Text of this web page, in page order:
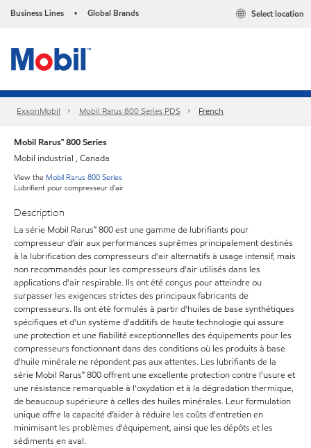
Business Lines • Global Brands Select location
ExxonMobil Mobil Rarus 800 Series PDS French
Mobil Rarus™ 800 Series
Mobil industrial , Canada
View the Mobil Rarus 800 Series
Lubrifiant pour compresseur d’air
Description
La série Mobil Rarus™ 800 est une gamme de lubrifiants pour
compresseur d’air aux performances suprêmes principalement destinés
à la lubrification des compresseurs d'air alternatifs à usage intensif, mais
non recommandés pour les compresseurs d'air utilisés dans les
applications d'air respirable. Ils ont été conçus pour atteindre ou
surpasser les exigences strictes des principaux fabricants de
compresseurs. Ils ont été formulés à partir d'huiles de base synthétiques
spécifiques et d'un système d'additifs de haute technologie qui assure
une protection et une fiabilité exceptionnelles des équipements pour les
compresseurs fonctionnant dans des conditions où les produits à base
d'huile minérale ne répondent pas aux attentes. Les lubrifiants de la
série Mobil Rarus™ 800 offrent une excellente protection contre l'usure et
une résistance remarquable à l'oxydation et à la dégradation thermique,
de beaucoup supérieure à celles des huiles minérales. Leur formulation
unique offre la capacité d’aider à réduire les coûts d'entretien en
minimisant les problèmes d'équipement, ainsi que les dépôts et les
sédiments en aval.